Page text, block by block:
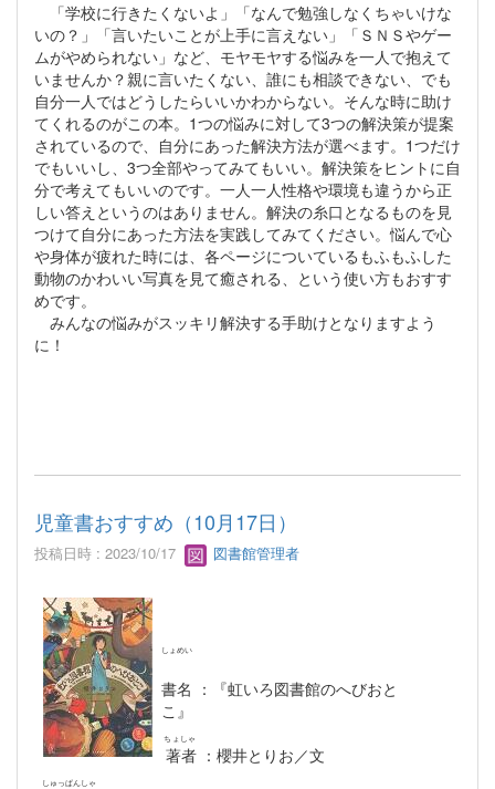
「学校に行きたくないよ」「なんで勉強しなくちゃいけな
いの？」「言いたいことが上手に言えない」「ＳＮＳやゲー
ムがやめられない」など、モヤモヤする悩みを一人で抱えて
いませんか？親に言いたくない、誰にも相談できない、でも
自分一人ではどうしたらいいかわからない。そんな時に助け
てくれるのがこの本。1つの悩みに対して3つの解決策が提案
されているので、自分にあった解決方法が選べます。1つだけ
でもいいし、3つ全部やってみてもいい。解決策をヒントに自
分で考えてもいいのです。一人一人性格や環境も違うから正
しい答えというのはありません。解決の糸口となるものを見
つけて自分にあった方法を実践してみてください。悩んで心
や身体が疲れた時には、各ページについているもふもふした
動物のかわいい写真を見て癒される、という使い方もおすす
めです。
みんなの悩みがスッキリ解決する手助けとなりますよう
に！
児童書おすすめ（10月17日）
投稿日時 : 2023/10/17 図書館管理者
書名
しょめい
：『虹いろ図書館のへびおと
こ』
著者
ちょしゃ
：櫻井とりお／文
しゅっぱんしゃ